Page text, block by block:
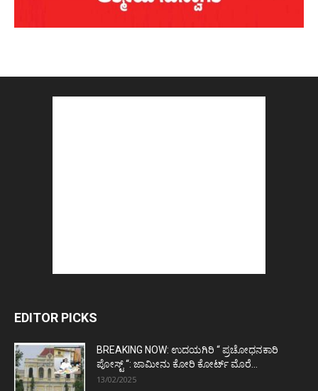
EDITOR PICKS
BREAKING NOW: ಉದಯಗಿರಿ “ ಪ್ರಚೋಧನಕಾರಿ
ಪೋಸ್ಟ್‌ “: ಜಾಮೀನು ಕೋರಿ ಕೋರ್ಟ್‌ ಮೊರೆ...
13/02/2025